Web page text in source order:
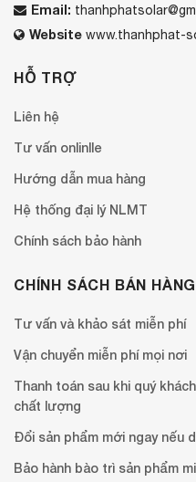
Email:
Website www.thanhphat-
HỖ TRỢ
Liên hệ
Tư vấn onlinlle
Hướng dẫn mua hàng
Hệ thống đại lý NLMT
Chính sách bảo hành
CHÍNH SÁCH BÁN HÀNG
Tư vấn và khảo sát miễn phí
Vận chuyển miễn phí mọi nơi
Thanh toán sau khi quý
chất lượng
Đổi sản phẩm mới ngay nếu
Bảo hành bào trì sản phẩm